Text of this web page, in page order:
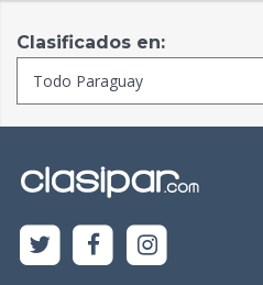
Clasificados en: